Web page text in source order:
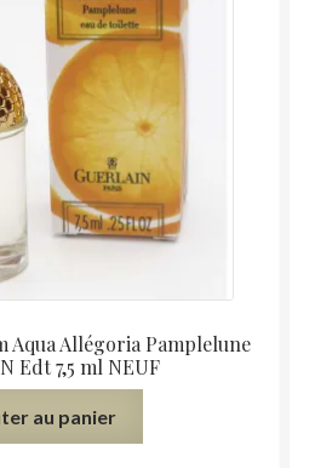
Aqua Allégoria Pamplelune
Edt 7,5 ml NEUF
au panier